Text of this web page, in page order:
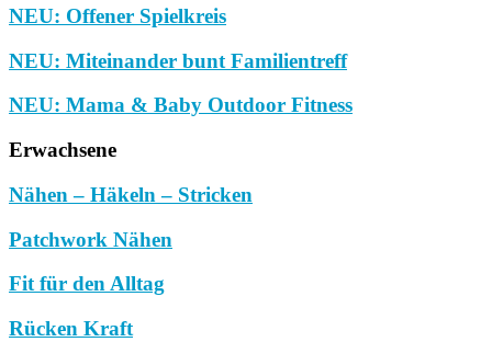
NEU: Offener Spielkreis
NEU: Miteinander bunt Familientreff
NEU: Mama & Baby Outdoor Fitness
Erwachsene
Nähen – Häkeln – Stricken
Patchwork Nähen
Fit für den Alltag
Rücken Kraft